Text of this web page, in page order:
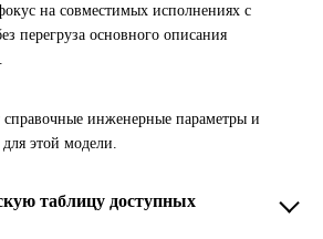
на совместимых исполнениях с
перегруза основного описания
инженерные параметры и
этой модели.
таблицу доступных